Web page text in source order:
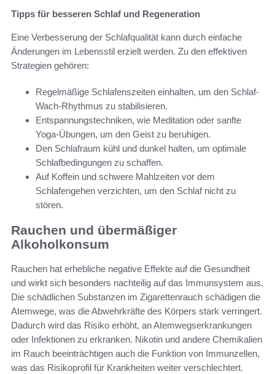
Tipps für besseren Schlaf und Regeneration
Eine Verbesserung der Schlafqualität kann durch einfache
Änderungen im Lebensstil erzielt werden. Zu den effektiven
Strategien gehören:
Regelmäßige Schlafenszeiten einhalten, um den Schlaf-
Wach-Rhythmus zu stabilisieren.
Entspannungstechniken, wie Meditation oder sanfte
Yoga-Übungen, um den Geist zu beruhigen.
Den Schlafraum kühl und dunkel halten, um optimale
Schlafbedingungen zu schaffen.
Auf Koffein und schwere Mahlzeiten vor dem
Schlafengehen verzichten, um den Schlaf nicht zu
stören.
Rauchen und übermäßiger
Alkoholkonsum
Rauchen hat erhebliche negative Effekte auf die Gesundheit
und wirkt sich besonders nachteilig auf das Immunsystem aus.
Die schädlichen Substanzen im Zigarettenrauch schädigen die
Atemwege, was die Abwehrkräfte des Körpers stark verringert.
Dadurch wird das Risiko erhöht, an Atemwegserkrankungen
oder Infektionen zu erkranken. Nikotin und andere Chemikalien
im Rauch beeinträchtigen auch die Funktion von Immunzellen,
was das Risikoprofil für Krankheiten weiter verschlechtert.